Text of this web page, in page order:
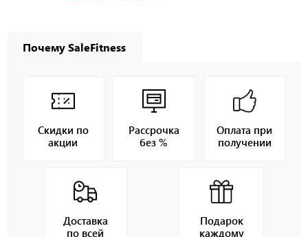
Почему SaleFitness
Скидки по
акции
Рассрочка
без %
Оплата при
получении
Доставка
по всей
Подарок
каждому